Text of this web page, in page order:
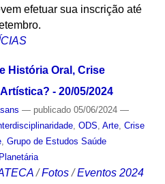
efetuar sua inscrição até
História Oral, Crise
- 20/05/2024
— publicado05/06/2024 —
, ODS Arte, Crise
, Grupo de Estudos Saúde
/Fotos /Eventos 2024